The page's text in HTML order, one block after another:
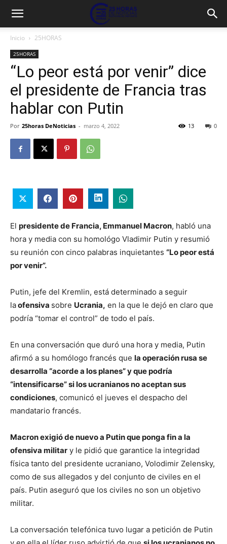
Inicio 25HORAS
25HORAS
“Lo peor está por venir” dice
el presidente de Francia tras
hablar con Putin
Por 25horas DeNoticias - marzo 4, 2022 0
13
El presidente de Francia, Emmanuel Macron, habló una
hora y media con su homológo Vladimir Putin y resumió
su reunión con cinco palabras inquietantes “Lo peor está
por venir”.
Putin, jefe del Kremlin, está determinado a seguir
laofensiva sobre Ucrania, en la que le dejó en claro que
podría “tomar el control” de todo el país.
En una conversación que duró una hora y media, Putin
afirmó a su homólogo francés que la operación rusa se
desarrolla “acorde a los planes” y que podría
“intensificarse” si los ucranianos no aceptan sus
condiciones, comunicó el jueves el despacho del
mandatario francés.
Macron exigió de nuevo a Putin que ponga fin a la
ofensiva militar y le pidió que garantice la integridad
física tanto del presidente ucraniano, Volodimir Zelensky,
como de sus allegados y del conjunto de civiles en el
país. Putin aseguró que los civiles no son un objetivo
militar.
La conversación telefónica tuvo lugar a petición de Putin